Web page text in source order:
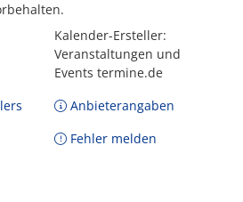
Kalender-Ersteller:
Veranstaltungen und
Events termine.de
Anbieterangaben
Fehler melden